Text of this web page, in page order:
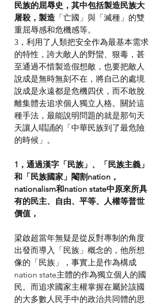
民族的屈辱史，其中包括製造民族大
屠殺，製造 「亡國」與「滅種」的雙
重屈辱感和危機感等。
3，利用了人類把安全作為最基本需求
的特性，誇大敵人的野蠻、狠毒，甚
至通過不惜製造假想敵，也要把敵人
說成是無時無刻不在，將自己的處境
說成是永遠都是危機四伏，而不敢脫
離集體去追求個人獨立人格。關於這
種手法，最能說明問題的就是那句天
天讓人唱誦的「中華民族到了最危險
的時候」。
1，通過漢字「民族」、「民族主義」
和「民族國家」閹割nation，
nationalism和nation state中原來所具
有的民主、自由、平等、人權等普世
價值，
梁啟超當年無疑是從反對專制的角度
出發而導入「民族」概念的，他所想
像的「民族」，事實上是作為構成
nation state主體的作為獨立個人的國
民。而追求國家主權掌握在屬於該國
的大多數人民手中的政治共同體的思